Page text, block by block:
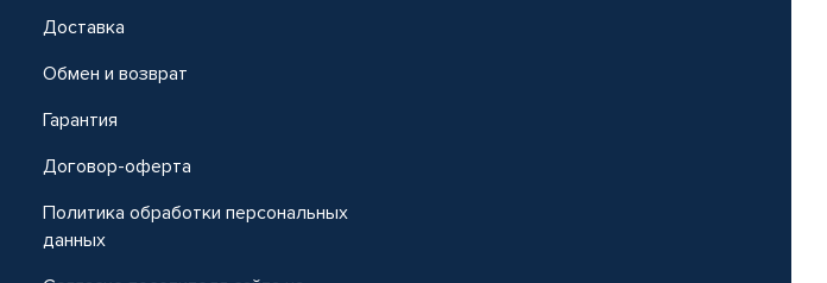
Доставка
Обмен и возврат
Гарантия
Договор-оферта
Политика обработки персональных
данных